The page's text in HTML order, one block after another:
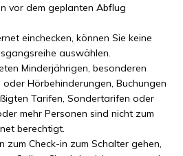
vor dem geplanten Abflug
einchecken, können Sie keine
auswählen.
Minderjährigen, besonderen
Hörbehinderungen, Buchungen
Tarifen, Sondertarifen oder
mehr Personen sind nicht zum
berechtigt.
zum Check-in zum Schalter gehen,